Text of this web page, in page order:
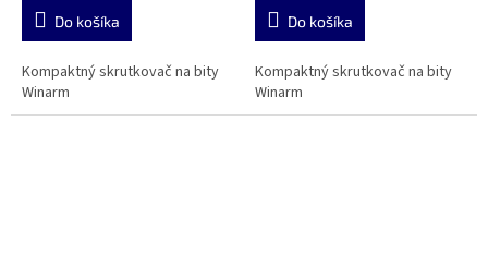
Do košíka
Kompaktný skrutkovač na bity
Winarm
Do košíka
Kompaktný skrutkovač na bity
Winarm